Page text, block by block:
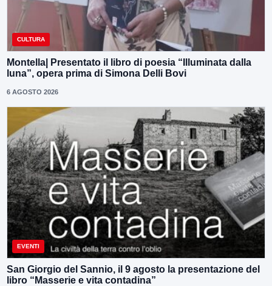
CULTURA
Montella| Presentato il libro di poesia “Illuminata dalla
luna”, opera prima di Simona Delli Bovi
6 AGOSTO 2026
EVENTI
San Giorgio del Sannio, il 9 agosto la presentazione del
libro “Masserie e vita contadina”